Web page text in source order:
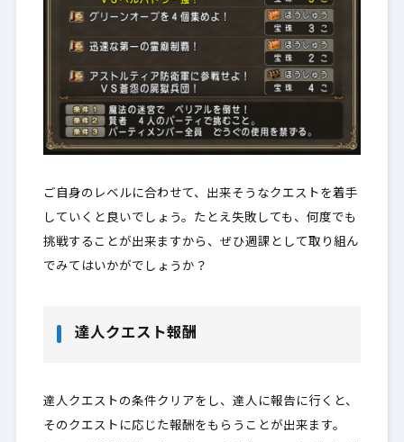
ご自身のレベルに合わせて、出来そうなクエストを着手
していくと良いでしょう。たとえ失敗しても、何度でも
挑戦することが出来ますから、ぜひ週課として取り組ん
でみてはいかがでしょうか？
達人クエスト報酬
達人クエストの条件クリアをし、達人に報告に行くと、
そのクエストに応じた報酬をもらうことが出来ます。